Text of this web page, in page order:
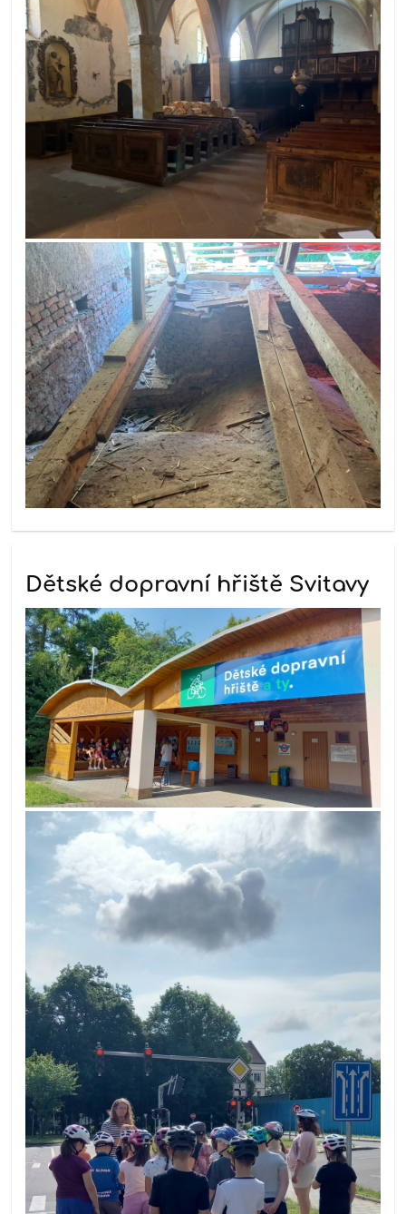
Dětské dopravní hřiště Svitavy